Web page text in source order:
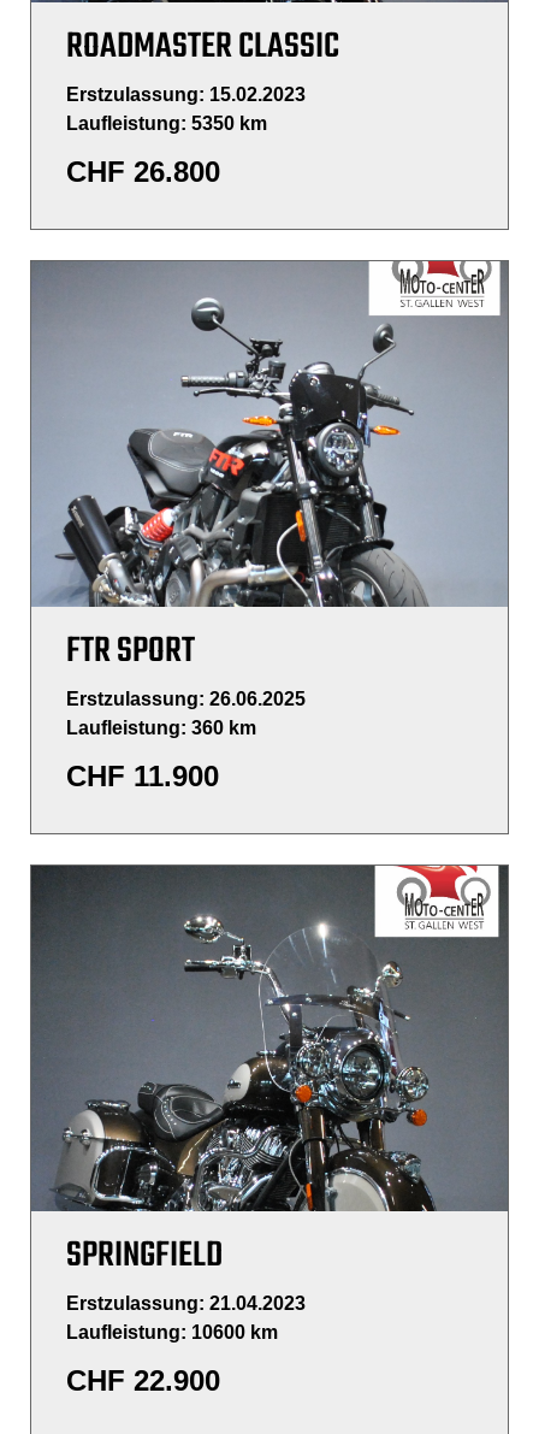
ROADMASTER CLASSIC
Erstzulassung: 15.02.2023
Laufleistung: 5350 km
CHF 26.800
FTR SPORT
Erstzulassung: 26.06.2025
Laufleistung: 360 km
CHF 11.900
SPRINGFIELD
Erstzulassung: 21.04.2023
Laufleistung: 10600 km
CHF 22.900